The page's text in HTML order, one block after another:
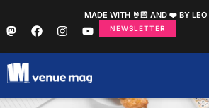
MADE WITH 🤘🏻 AND ❤️ BY LEO
NEWSLETTER